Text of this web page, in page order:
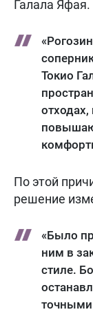
Галала Яфая.
Токио
По этой
решение
«Было
ним в
стиле.
точными